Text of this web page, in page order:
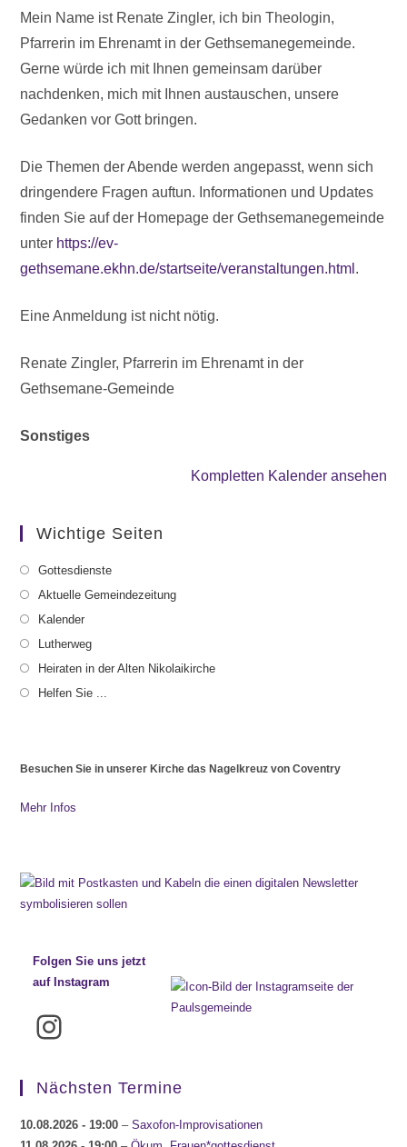
Mein Name ist Renate Zingler, ich bin Theologin,
Pfarrerin im Ehrenamt in der Gethsemanegemeinde.
Gerne würde ich mit Ihnen gemeinsam darüber
nachdenken, mich mit Ihnen austauschen, unsere
Gedanken vor Gott bringen.
Die Themen der Abende werden angepasst, wenn sich
dringendere Fragen auftun. Informationen und Updates
finden Sie auf der Homepage der Gethsemanegemeinde
unter https://ev-
gethsemane.ekhn.de/startseite/veranstaltungen.html .
Eine Anmeldung ist nicht nötig.
Renate Zingler, Pfarrerin im Ehrenamt in der
Gethsemane-Gemeinde
Sonstiges
Kompletten Kalender ansehen
Wichtige Seiten
Gottesdienste
Aktuelle Gemeindezeitung
Kalender
Lutherweg
Heiraten in der Alten Nikolaikirche
Helfen Sie ...
Besuchen Sie in unserer Kirche das Nagelkreuz von Coventry
Mehr Infos
Folgen Sie uns jetzt
auf Instagram
Instagram
Nächsten Termine
10.08.2026 - 19:00 –Saxofon-Improvisationen